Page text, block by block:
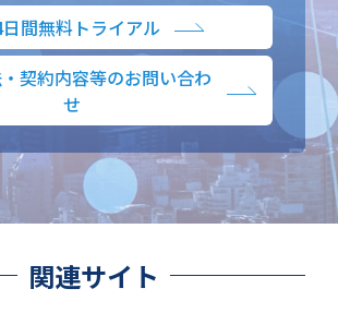
間無料トライアル
契約内容等のお問い合わ
せ
関連サイト